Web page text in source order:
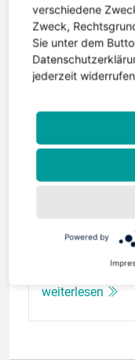
7. April 2026 |
persönlicher
gibt eine neue...
weiterlesen
verschiedene
Zweck,
Sie unter dem
jederzeit
Powered by